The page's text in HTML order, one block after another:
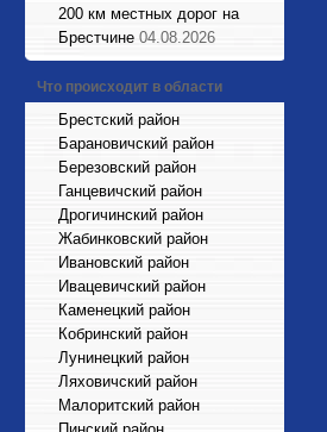
200 км местных дорог на
Брестчине 04.08.2026
Что происходит в области
Брестский район
Барановичский район
Березовский район
Ганцевичский район
Дрогичинский район
Жабинковский район
Ивановский район
Ивацевичский район
Каменецкий район
Кобринский район
Лунинецкий район
Ляховичский район
Малоритский район